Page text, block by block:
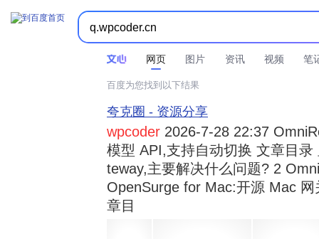
网页 图片 资讯 视频 笔
时间不限  所有网页和文件  站点内检索 
百度为您找到以下结果
夸克圈 - 资源分享
wpcoder 2026-7-28 22:37
模型 API,支持自动切换 文章目
teway,主要解决什么问题? 2
OpenSurge for Mac:开源 Mac
章目